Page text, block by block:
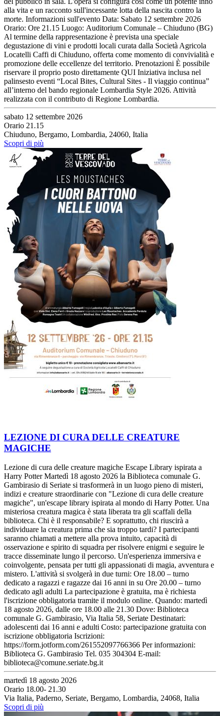
alla vita e un racconto sull'incessante lotta della nascita contro la
morte. Informazioni sull'evento Data: Sabato 12 settembre 2026
Orario: Ore 21.15 Luogo: Auditorium Comunale – Chiuduno (BG)
Al termine della rappresentazione è prevista una speciale
degustazione di vini e prodotti locali curata dalla Società Agricola
Locatelli Caffi di Chiuduno, offerta come momento di convivialità e
promozione delle eccellenze del territorio. Prenotazioni È possibile
riservare il proprio posto direttamente QUI Iniziativa inclusa nel
palinsesto eventi “Local Bites, Cultural Sites - Il viaggio continua”
all’interno del bando regionale Lombardia Style 2026. Attività
realizzata con il contributo di Regione Lombardia.
sabato 12 settembre 2026
Orario 21.15
Chiuduno, Bergamo, Lombardia, 24060, Italia
Scopri di più
LEZIONE DI CURA DELLE CREATURE
MAGICHE
Lezione di cura delle creature magiche Escape Library ispirata a
Harry Potter Martedì 18 agosto 2026 la Biblioteca comunale G.
Gambirasio di Seriate si trasformerà in un luogo pieno di misteri,
indizi e creature straordinarie con "Lezione di cura delle creature
magiche", un'escape library ispirata al mondo di Harry Potter. Una
misteriosa creatura magica è stata liberata tra gli scaffali della
biblioteca. Chi è il responsabile? E soprattutto, chi riuscirà a
individuare la creatura prima che sia troppo tardi? I partecipanti
saranno chiamati a mettere alla prova intuito, capacità di
osservazione e spirito di squadra per risolvere enigmi e seguire le
tracce disseminate lungo il percorso. Un'esperienza immersiva e
coinvolgente, pensata per tutti gli appassionati di magia, avventura e
mistero. L'attività si svolgerà in due turni: Ore 18.00 – turno
dedicato a ragazzi e ragazze dai 16 anni in su Ore 20.00 – turno
dedicato agli adulti La partecipazione è gratuita, ma è richiesta
l'iscrizione obbligatoria tramite il modulo online. Quando: martedì
18 agosto 2026, dalle ore 18.00 alle 21.30 Dove: Biblioteca
comunale G. Gambirasio, Via Italia 58, Seriate Destinatari:
adolescenti dai 16 anni e adulti Costo: partecipazione gratuita con
iscrizione obbligatoria Iscrizioni:
https://form.jotform.com/261552097766366 Per informazioni:
Biblioteca G. Gambirasio Tel. 035 304304 E-mail:
biblioteca@comune.seriate.bg.it
martedì 18 agosto 2026
Orario 18.00- 21.30
Via Italia, Paderno, Seriate, Bergamo, Lombardia, 24068, Italia
Scopri di più